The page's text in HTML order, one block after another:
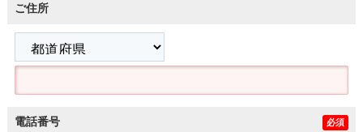
ご住所
電話番号 必須